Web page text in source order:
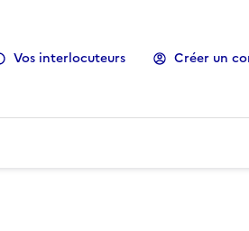
Vos interlocuteurs Créer un